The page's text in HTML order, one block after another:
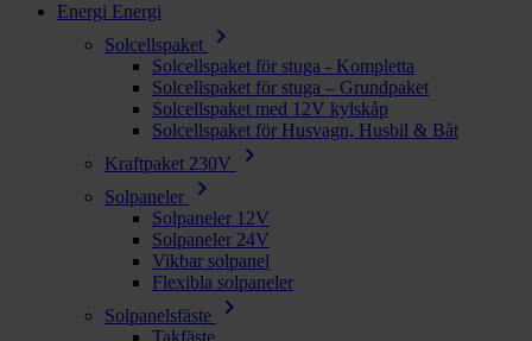
Energi Energi
Solcellspaket
chevron_right
Solcellspaket för stuga - Kompletta
Solcellspaket för stuga – Grundpaket
Solcellspaket med 12V kylskåp
Solcellspaket för Husvagn, Husbil & Båt
Kraftpaket 230V
chevron_right
Solpaneler chevron_right
Solpaneler 12V
Solpaneler 24V
Vikbar solpanel
Flexibla solpaneler
Solpanelsfäste
chevron_right
Takfäste